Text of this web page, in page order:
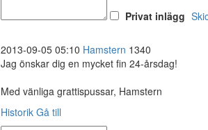
Privat inlägg
2013-09-05 05:10 Hamstern 1340
Jag önskar dig en mycket fin 24-årsdag!
Med vänliga grattispussar, Hamstern
Historik Gå till